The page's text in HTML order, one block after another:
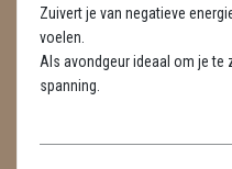
TELEFOON KOORDEN
THEELICHTEN
Zuivert je van negatieve
voelen.
Als avondgeur ideaal om je te
spanning.